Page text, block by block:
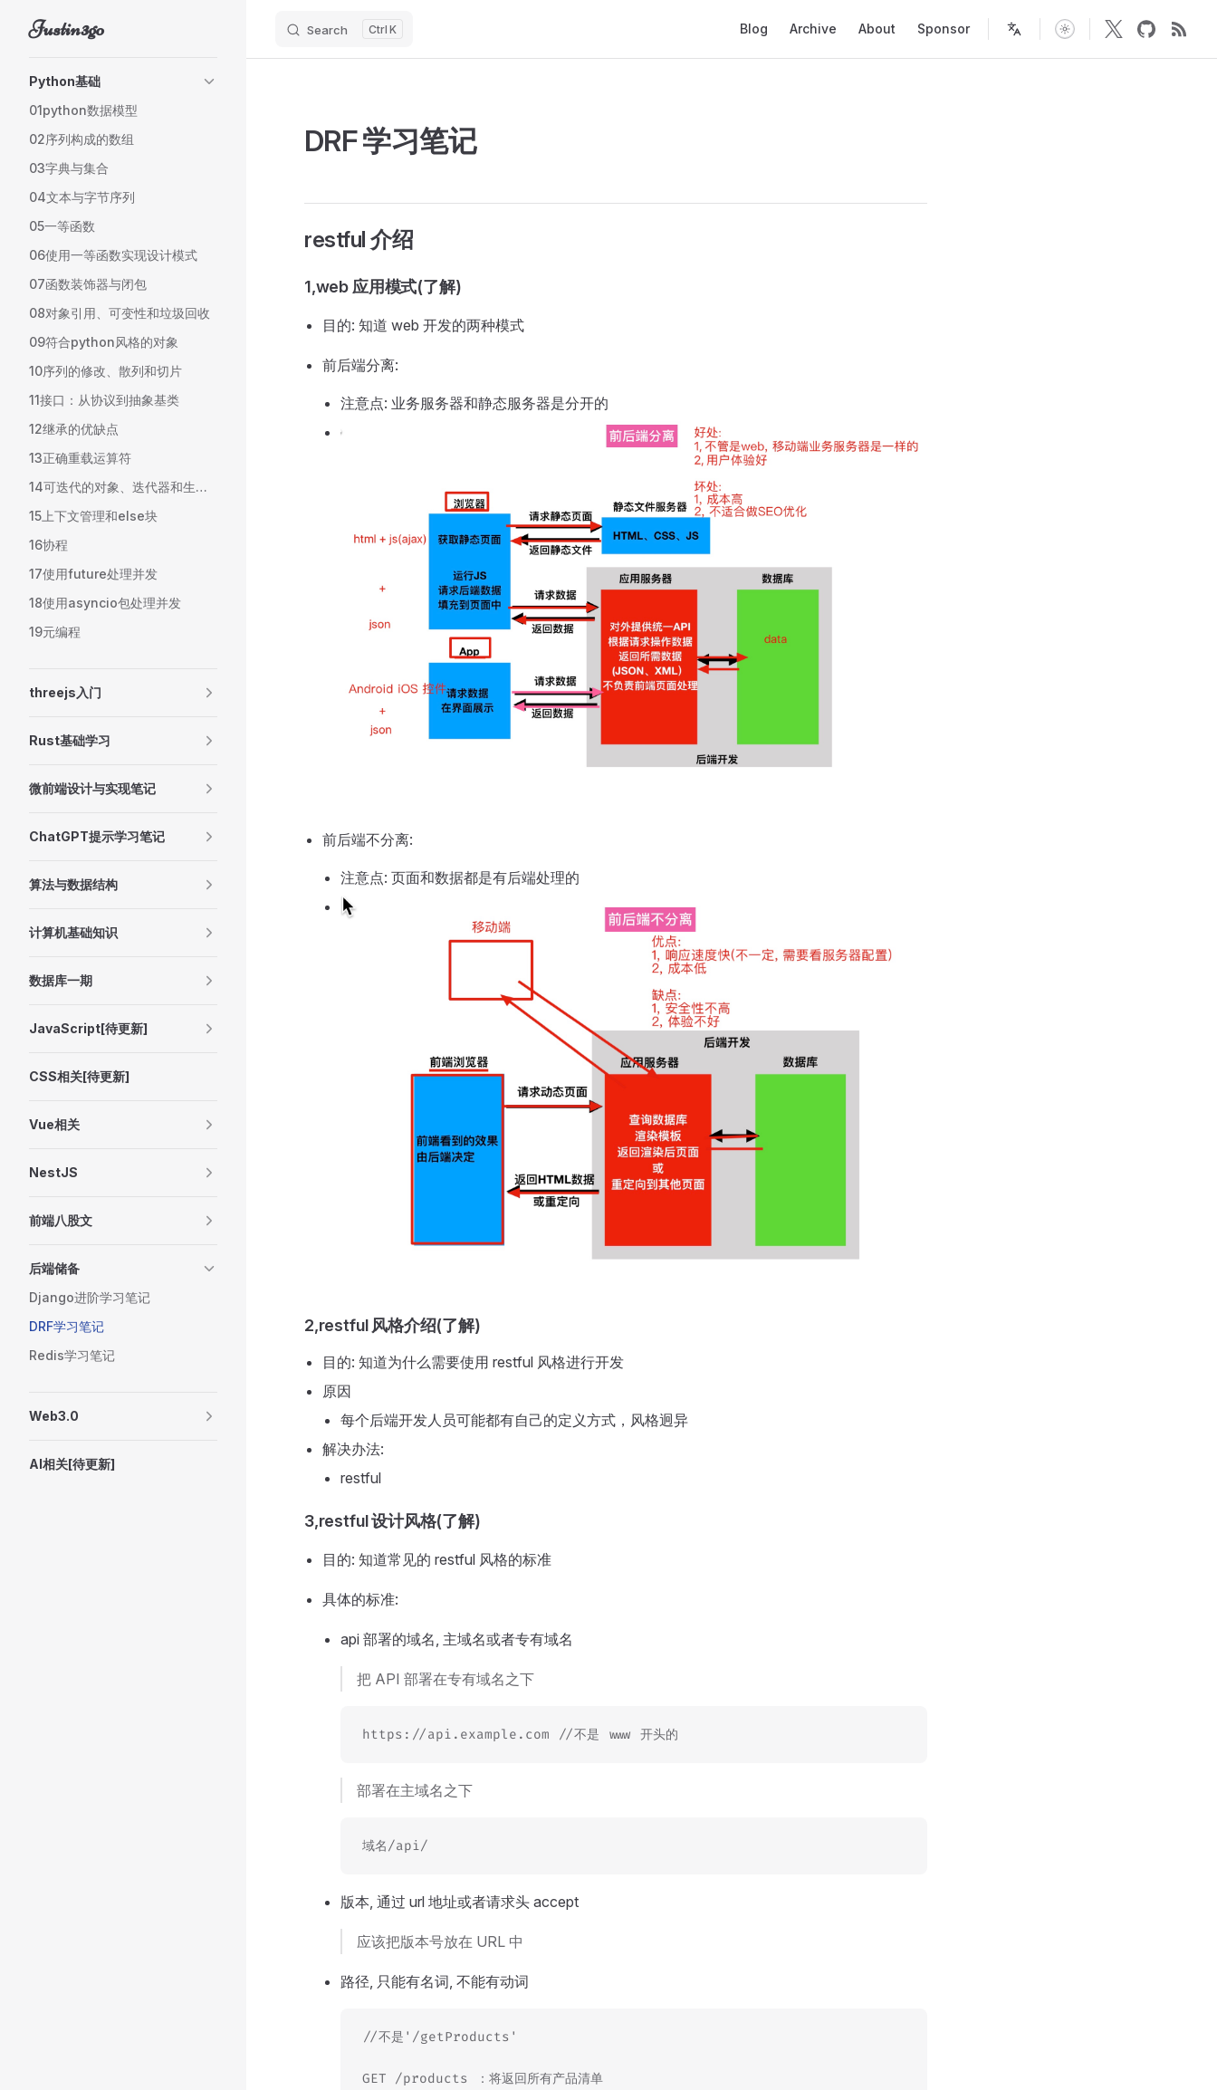
Skip to content
Justin3go Search K Blog Archive About Sponsor
Python基础
01python数据模型
02序列构成的数组
03字典与集合
04文本与字节序列
05一等函数
06使用一等函数实现设计模式
07函数装饰器与闭包
08对象引用、可变性和垃圾回收
09符合python风格的对象
10序列的修改、散列和切片
11接口：从协议到抽象基类
12继承的优缺点
13正确重载运算符
14可迭代的对象、迭代器和生成器
15上下文管理和else块
16协程
17使用future处理并发
18使用asyncio包处理并发
19元编程
threejs入门
Rust基础学习
微前端设计与实现笔记
ChatGPT提示学习笔记
算法与数据结构
计算机基础知识
数据库一期
JavaScript[待更新]
CSS相关[待更新]
Vue相关
NestJS
前端八股文
后端储备
Django进阶学习笔记
DRF学习笔记
Redis学习笔记
Web3.0
AI相关[待更新]
DRF 学习笔记
restful 介绍
1,web 应用模式(了解)
目的: 知道 web 开发的两种模式
前后端分离:
注意点: 业务服务器和静态服务器是分开的
前后端不分离:
注意点: 页面和数据都是有后端处理的
2,restful 风格介绍(了解)
目的: 知道为什么需要使用 restful 风格进行开发
原因
每个后端开发人员可能都有自己的定义方式，风格迥异
解决办法:
restful
3,restful 设计风格(了解)
目的: 知道常见的 restful 风格的标准
具体的标准:
api 部署的域名, 主域名或者专有域名
把 API 部署在专有域名之下
https://api.example.com //不是 www 开头的
部署在主域名之下
域名/api/
版本, 通过 url 地址或者请求头 accept
应该把版本号放在 URL 中
路径, 只能有名词, 不能有动词
//不是'/getProducts'
GET /products ：将返回所有产品清单